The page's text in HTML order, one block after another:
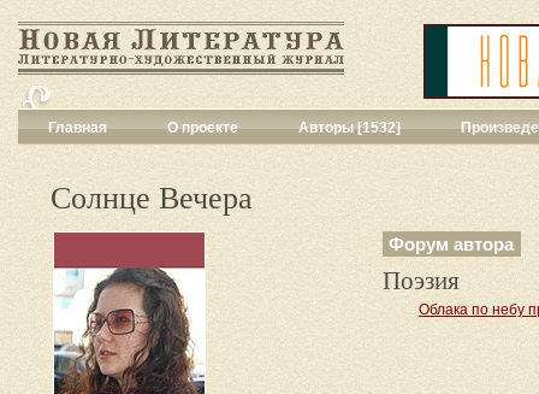
Главная О проекте Авторы [1532]
Переводы
Публицистика
Рассказы
Сценарии[16]
Солнце Вечера
Форум автора
Поэзия
Облака по небу